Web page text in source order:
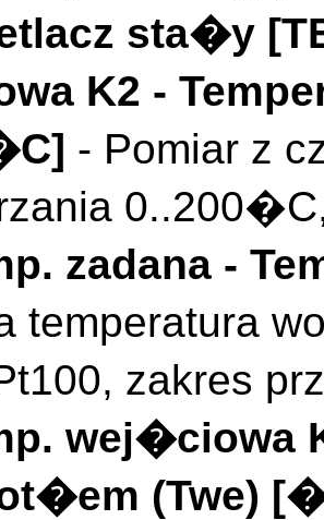
sta�y
K2 -
- Pomiar z
zadana -
temperatura
zakres
wej�ciowa
(Twe)